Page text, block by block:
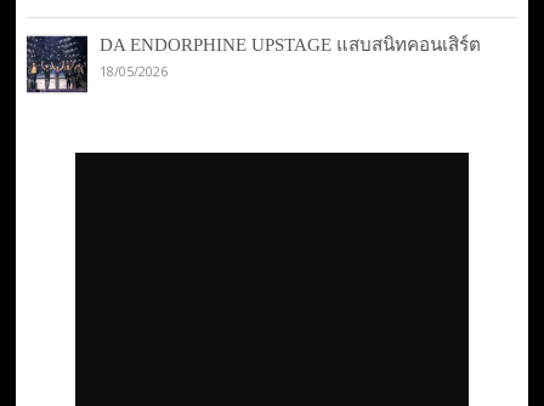
DA ENDORPHINE UPSTAGE แสบสนิทคอนเสิร์ต
18/05/2026